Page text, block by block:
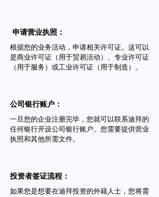
申请营业执照：
根据您的业务活动，申请相关许可证。这可以
是商业许可证（用于贸易活动）、专业许可证
（用于服务）或工业许可证（用于制造）。
公司银行账户：
一旦您的企业注册完毕，您就可以联系迪拜的
任何银行开设公司银行账户。您需要提供营业
执照和其他所需文件。
投资者签证流程：
如果您是想要在迪拜投资的外籍人士，您将需